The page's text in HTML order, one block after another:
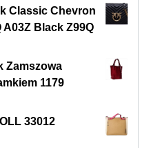
Classic Chevron
A03Z Black Z99Q
Zamszowa
1179
33012